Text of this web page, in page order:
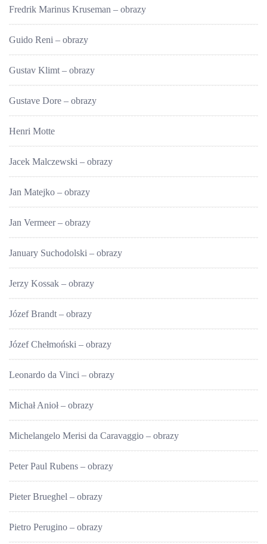
Fredrik Marinus Kruseman – obrazy
Guido Reni – obrazy
Gustav Klimt – obrazy
Gustave Dore – obrazy
Henri Motte
Jacek Malczewski – obrazy
Jan Matejko – obrazy
Jan Vermeer – obrazy
January Suchodolski – obrazy
Jerzy Kossak – obrazy
Józef Brandt – obrazy
Józef Chełmoński – obrazy
Leonardo da Vinci – obrazy
Michał Anioł – obrazy
Michelangelo Merisi da Caravaggio – obrazy
Peter Paul Rubens – obrazy
Pieter Brueghel – obrazy
Pietro Perugino – obrazy